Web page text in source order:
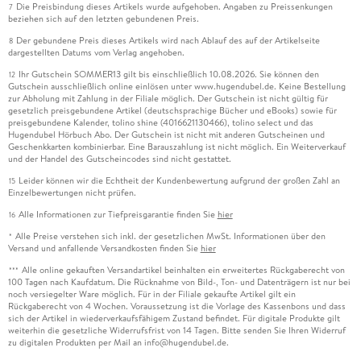
7 Die Preisbindung dieses Artikels wurde aufgehoben. Angaben zu Preissenkungen
beziehen sich auf den letzten gebundenen Preis.
8 Der gebundene Preis dieses Artikels wird nach Ablauf des auf der Artikelseite
dargestellten Datums vom Verlag angehoben.
12 Ihr Gutschein SOMMER13 gilt bis einschließlich 10.08.2026. Sie können den
Gutschein ausschließlich online einlösen unter www.hugendubel.de. Keine Bestellung
zur Abholung mit Zahlung in der Filiale möglich. Der Gutschein ist nicht gültig für
gesetzlich preisgebundene Artikel (deutschsprachige Bücher und eBooks) sowie für
preisgebundene Kalender, tolino shine (4016621130466), tolino select und das
Hugendubel Hörbuch Abo. Der Gutschein ist nicht mit anderen Gutscheinen und
Geschenkkarten kombinierbar. Eine Barauszahlung ist nicht möglich. Ein Weiterverkauf
und der Handel des Gutscheincodes sind nicht gestattet.
15 Leider können wir die Echtheit der Kundenbewertung aufgrund der großen Zahl an
Einzelbewertungen nicht prüfen.
16 Alle Informationen zur Tiefpreisgarantie finden Sie hier
* Alle Preise verstehen sich inkl. der gesetzlichen MwSt. Informationen über den
Versand und anfallende Versandkosten finden Sie hier
*** Alle online gekauften Versandartikel beinhalten ein erweitertes Rückgaberecht von
100 Tagen nach Kaufdatum. Die Rücknahme von Bild-, Ton- und Datenträgern ist nur bei
noch versiegelter Ware möglich. Für in der Filiale gekaufte Artikel gilt ein
Rückgaberecht von 4 Wochen. Voraussetzung ist die Vorlage des Kassenbons und dass
sich der Artikel in wiederverkaufsfähigem Zustand befindet. Für digitale Produkte gilt
weiterhin die gesetzliche Widerrufsfrist von 14 Tagen. Bitte senden Sie Ihren Widerruf
zu digitalen Produkten per Mail an info@hugendubel.de.